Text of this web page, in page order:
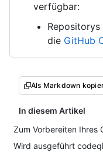
verfügbar:
die GitHub
Als Markdown
In diesem Artikel
Zum Vorbereiten Ihres
Wird ausgeführt